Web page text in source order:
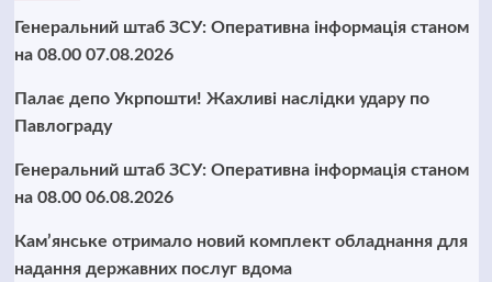
Генеральний штаб ЗСУ: Оперативна інформація станом
на 08.00 07.08.2026
Палає депо Укрпошти! Жахливі наслідки удару по
Павлограду
Генеральний штаб ЗСУ: Оперативна інформація станом
на 08.00 06.08.2026
Кам’янське отримало новий комплект обладнання для
надання державних послуг вдома